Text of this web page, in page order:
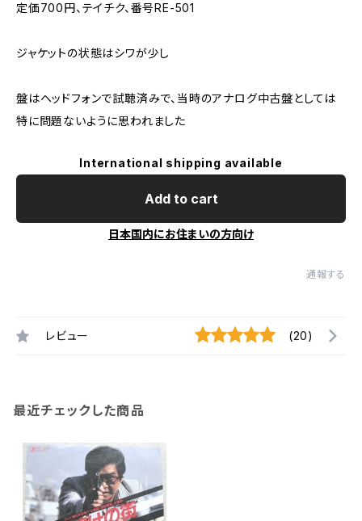
定価700円、テイチク、番号RE-501
ジャケットの状態はシワが少し
盤はヘッドフォンで試聴済みで、当時のアナログ中古盤としては
特に問題ないように思われました
International shipping available
Add to cart
日本国内にお住まいの方向け
通報する
レビュー (20)
最近チェックした商品